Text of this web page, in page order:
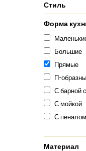
Стиль
Форма
Большие
Прямые
П-
С барной
С мойкой
С пеналом
Материал